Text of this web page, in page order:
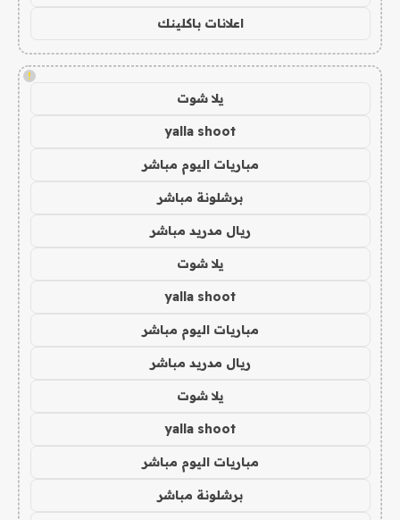
اعلانات باكلينك
!
يلا شوت
yalla shoot
مباريات اليوم مباشر
برشلونة مباشر
ريال مدريد مباشر
يلا شوت
yalla shoot
مباريات اليوم مباشر
ريال مدريد مباشر
يلا شوت
yalla shoot
مباريات اليوم مباشر
برشلونة مباشر